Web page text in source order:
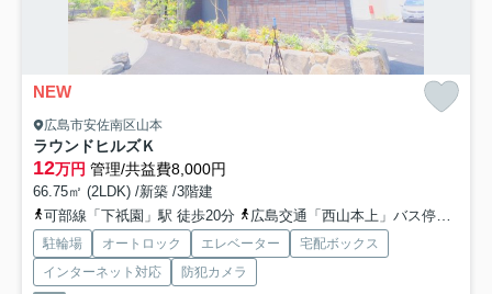
NEW
広島市安佐南区山本
ラウンドヒルズＫ
12万円 管理/共益費8,000円
66.75㎡ (2LDK) /新築 /3階建
可部線「下祇園」駅 徒歩20分
広島交通「西山本上」バス停下車 徒歩2分
駐輪場 オートロック エレベーター
宅配ボックス
インターネット対応
防犯カメラ